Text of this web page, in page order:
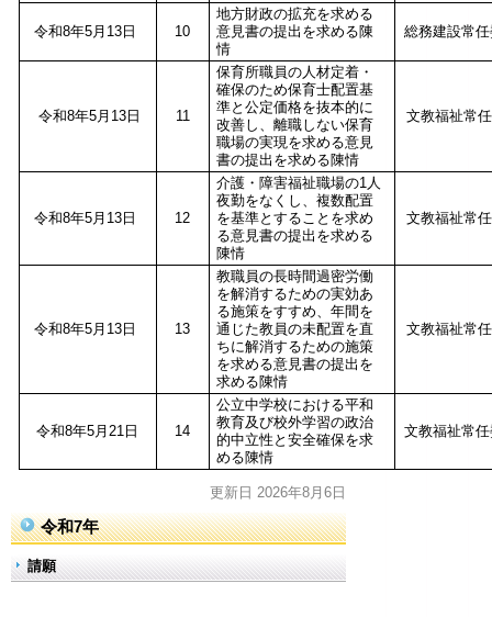
令和8年5月13日 10
地方財政の拡充を求める
意見書の提出を求める陳
情
総務建設常
令和8年5月13日 11
保育所職員の人材定着・
確保のため保育士配置基
準と公定価格を抜本的に
改善し、離職しない保育
職場の実現を求める意見
書の提出を求める陳情
文教福祉常
令和8年5月13日 12
介護・障害福祉職場の1人
夜勤をなくし、複数配置
を基準とすることを求め
る意見書の提出を求める
陳情
文教福祉常
令和8年5月13日 13
教職員の長時間過密労働
を解消するための実効あ
る施策をすすめ、年間を
通じた教員の未配置を直
ちに解消するための施策
を求める意見書の提出を
求める陳情
文教福祉常
令和8年5月21日 14
公立中学校における平和
教育及び校外学習の政治
的中立性と安全確保を求
める陳情
文教福祉常
更新日 2026年8月6日
令和7年
請願